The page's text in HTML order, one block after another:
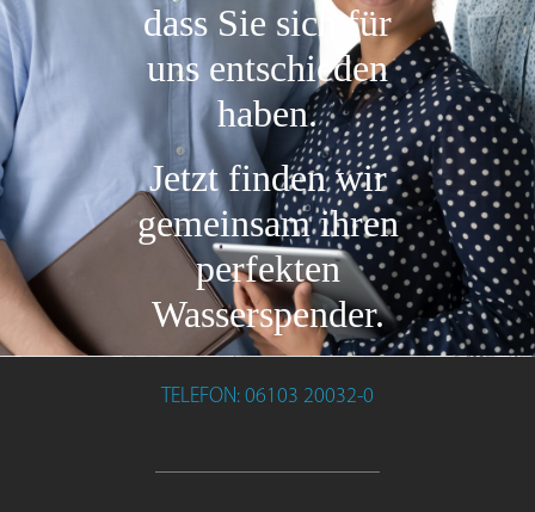
dass Sie sich für
uns entschieden
haben.
Jetzt finden wir
gemeinsam ihren
perfekten
Wasserspender.
TELEFON: 06103 20032-0